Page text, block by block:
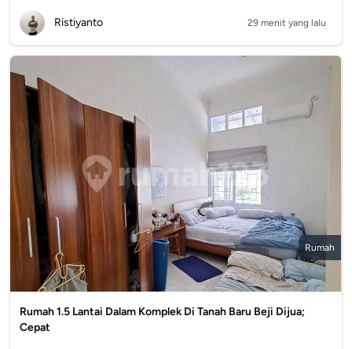
Ristiyanto 29 menit yang lalu
Rumah
Rumah 1.5 Lantai Dalam Komplek Di Tanah Baru Beji Dijua;
Cepat